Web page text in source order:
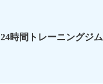
24時間トレーニングジム